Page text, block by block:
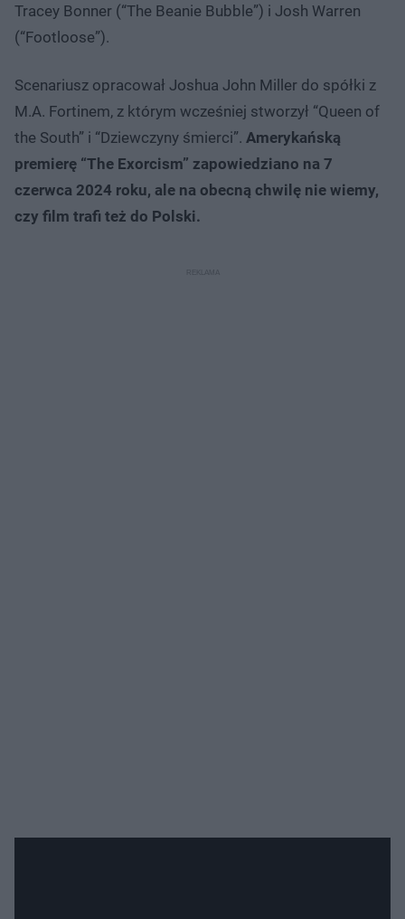
Tracey Bonner (“The Beanie Bubble”) i Josh Warren
(“Footloose”).
Scenariusz opracował Joshua John Miller do spółki z
M.A. Fortinem, z którym wcześniej stworzył “Queen of
the South” i “Dziewczyny śmierci”. Amerykańską
premierę “The Exorcism” zapowiedziano na 7
czerwca 2024 roku, ale na obecną chwilę nie wiemy,
czy film trafi też do Polski.